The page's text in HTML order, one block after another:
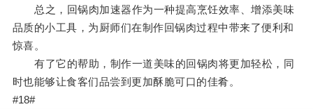
总之，回锅肉加速器作为一种提高烹饪效率、增添美味
品质的小工具，为厨师们在制作回锅肉过程中带来了便利和
惊喜。
有了它的帮助，制作一道美味的回锅肉将更加轻松，同
时也能够让食客们品尝到更加酥脆可口的佳肴。
#18#